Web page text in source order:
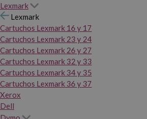
Lexmark
Lexmark
Cartuchos Lexmark 16 y 17
Cartuchos Lexmark 23 y 24
Cartuchos Lexmark 26 y 27
Cartuchos Lexmark 32 y 33
Cartuchos Lexmark 34 y 35
Cartuchos Lexmark 36 y 37
Xerox
Dell